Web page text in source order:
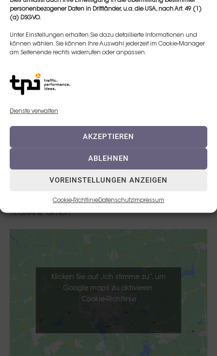
personenbezogener Daten in Drittländer, u.a. die USA, nach Art. 49 (1)
(a) DSGVO.
Unter Einstellungen erhalten Sie dazu detaillierte Informationen und
können wählen. Sie können Ihre Auswahl jederzeit im Cookie-Manager
am Seitenende rechts widerrufen oder anpassen.
Dienste verwalten
AKZEPTIEREN
ABLEHNEN
VOREINSTELLUNGEN ANZEIGEN
Cookie-RichtlinieDatenschutz Impressum
Live-Demonstration &
Hands-On unter Anleitung
und Supervision von Dr.
Alexandra von Künsberg.
Resümee, Feedback &
Verabschiedung
Event Location
Georg-Muche-Straße 5. 80807 München,
TEOXANE GmbH
Klicken Sie auf „Ich stimme zu“, um
Google maps zu aktivieren
Cookie-Richtlinie